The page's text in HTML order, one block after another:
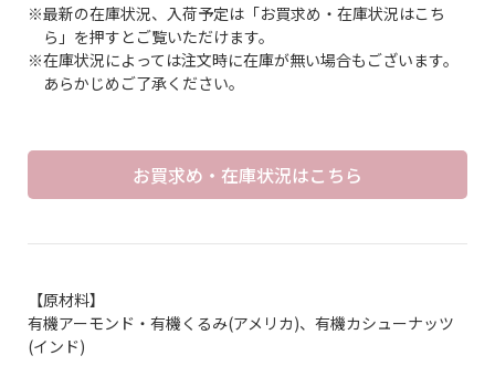
※最新の在庫状況、入荷予定は「お買求め・在庫状況はこち
ら」を押すとご覧いただけます。
※在庫状況によっては注文時に在庫が無い場合もございます。
あらかじめご了承ください。
お買求め・在庫状況はこちら
【原材料】
有機アーモンド・有機くるみ(アメリカ)、有機カシューナッツ
(インド)